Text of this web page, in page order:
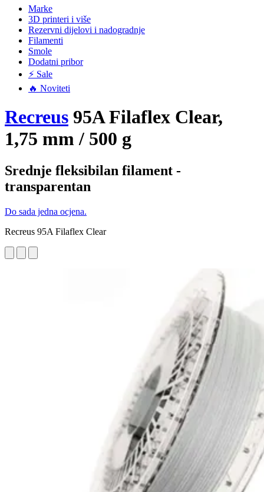
Marke
3D printeri i više
Rezervni dijelovi i nadogradnje
Filamenti
Smole
Dodatni pribor
⚡ Sale
🔥 Noviteti
Recreus 95A Filaflex Clear,
1,75 mm / 500 g
Srednje fleksibilan filament -
transparentan
Do sada jedna ocjena.
Recreus 95A Filaflex Clear